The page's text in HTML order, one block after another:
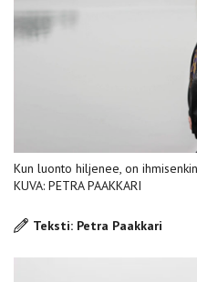
Kun luonto hiljenee, on
KUVA: PETRA PAAKKARI
Teksti: Petra Paakkari